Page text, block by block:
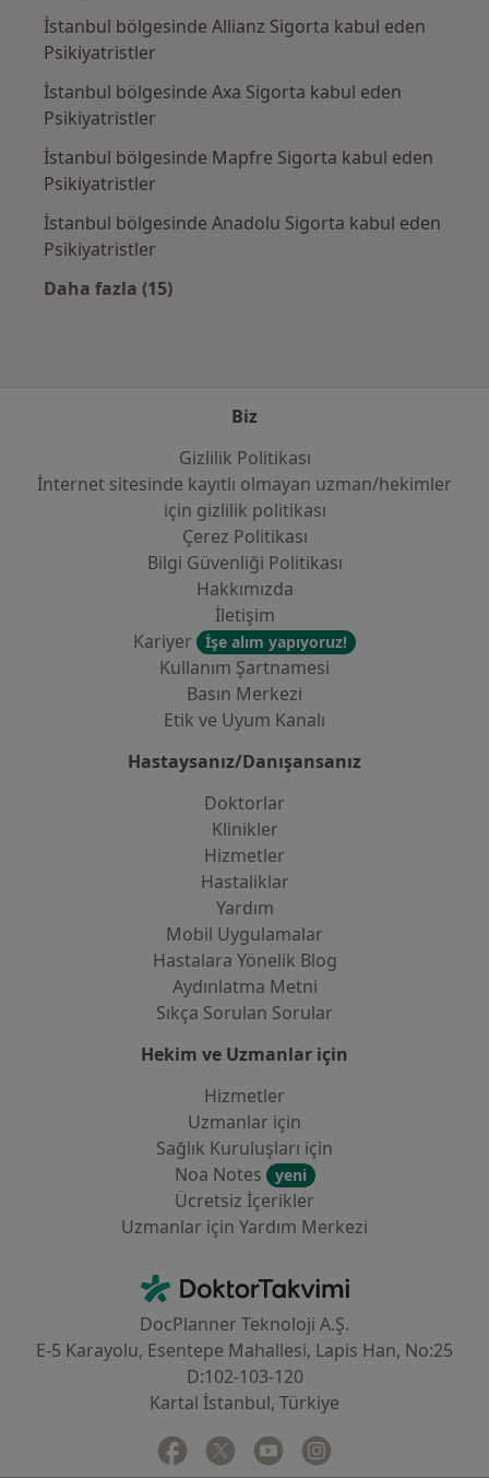
İstanbul bölgesinde Allianz Sigorta kabul eden
Psikiyatristler
İstanbul bölgesinde Axa Sigorta kabul eden
Psikiyatristler
İstanbul bölgesinde Mapfre Sigorta kabul eden
Psikiyatristler
İstanbul bölgesinde Anadolu Sigorta kabul eden
Psikiyatristler
Daha fazla (15)
Biz
Gizlilik Politikası
İnternet sitesinde kayıtlı olmayan uzman/hekimler
i̇çin gizlilik politikası
Çerez Politikası
Bilgi Güvenliği Politikası
Hakkımızda
İletişim
Kariyer
İşe alım yapıyoruz!
Kullanım Şartnamesi
Basın Merkezi
Etik ve Uyum Kanalı
Hastaysanız/Danışansanız
Doktorlar
Klinikler
Hizmetler
Hastaliklar
Yardım
Mobil Uygulamalar
Hastalara Yönelik Blog
Aydınlatma Metni
Sıkça Sorulan Sorular
Hekim ve Uzmanlar için
Hizmetler
Uzmanlar için
Sağlık Kuruluşları için
Noa Notes
yeni
Ücretsiz İçerikler
Uzmanlar için Yardım Merkezi
DoktorTakvimi - Ana Sayfa
DocPlanner Teknoloji A.Ş.
E-5 Karayolu, Esentepe Mahallesi, Lapis Han, No:25
D:102-103-120
Kartal İstanbul, Türkiye
Facebook
yeni bir sekmede açılır
Twitter
yeni bir sekmede açılır
Youtube
yeni bir sekmede açılır